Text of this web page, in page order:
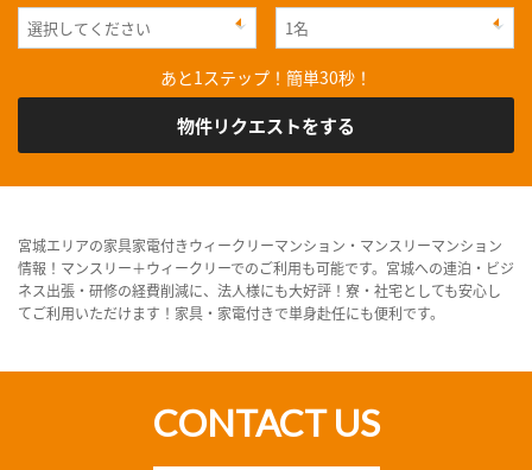
あと1ステップ！簡単30秒！
物件リクエストをする
宮城エリアの家具家電付きウィークリーマンション・マンスリーマンション
情報！マンスリー＋ウィークリーでのご利用も可能です。宮城への連泊・ビジ
ネス出張・研修の経費削減に、法人様にも大好評！寮・社宅としても安心し
てご利用いただけます！家具・家電付きで単身赴任にも便利です。
CONTACT US